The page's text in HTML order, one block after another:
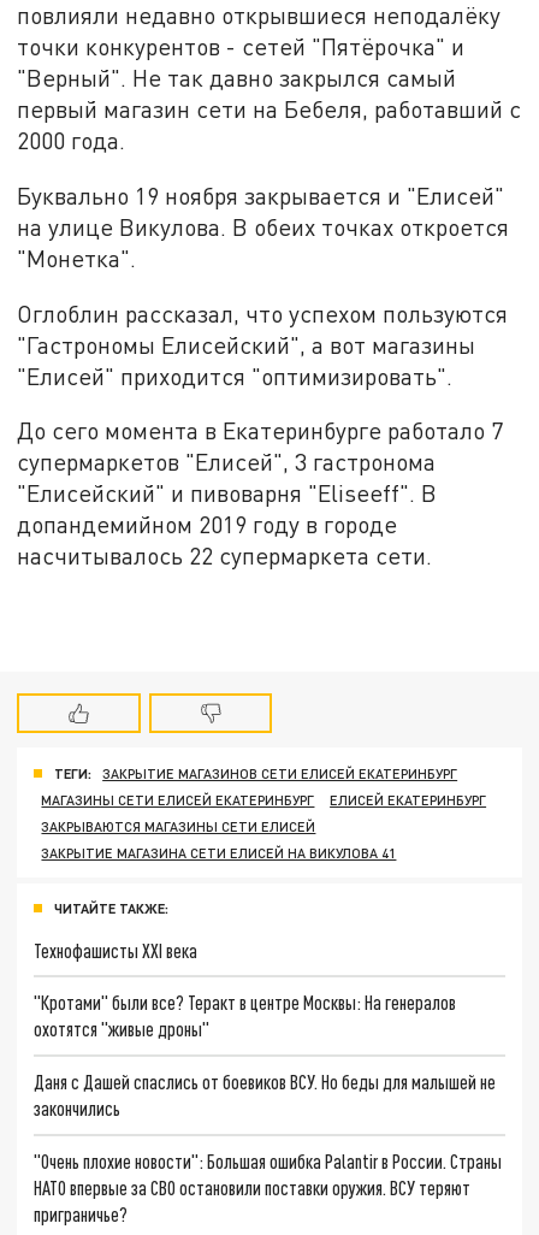
повлияли недавно открывшиеся неподалёку
точки конкурентов - сетей "Пятёрочка" и
"Верный". Не так давно закрылся самый
первый магазин сети на Бебеля, работавший с
2000 года.
Буквально 19 ноября закрывается и "Елисей"
на улице Викулова. В обеих точках откроется
"Монетка".
Оглоблин рассказал, что успехом пользуются
"Гастрономы Елисейский", а вот магазины
"Елисей" приходится "оптимизировать".
До сего момента в Екатеринбурге работало 7
супермаркетов "Елисей", 3 гастронома
"Елисейский" и пивоварня "Eliseeff". В
допандемийном 2019 году в городе
насчитывалось 22 супермаркета сети.
ТЕГИ:
ЗАКРЫТИЕ МАГАЗИНОВ СЕТИ ЕЛИСЕЙ ЕКАТЕРИНБУРГ
МАГАЗИНЫ СЕТИ ЕЛИСЕЙ ЕКАТЕРИНБУРГ
ЕЛИСЕЙ ЕКАТЕРИНБУРГ
ЗАКРЫВАЮТСЯ МАГАЗИНЫ СЕТИ ЕЛИСЕЙ
ЗАКРЫТИЕ МАГАЗИНА СЕТИ ЕЛИСЕЙ НА ВИКУЛОВА 41
ЧИТАЙТЕ ТАКЖЕ:
Технофашисты XXI века
"Кротами" были все? Теракт в центре Москвы: На генералов
охотятся "живые дроны"
Даня с Дашей спаслись от боевиков ВСУ. Но беды для малышей не
закончились
"Очень плохие новости": Большая ошибка Palantir в России. Страны
НАТО впервые за СВО остановили поставки оружия. ВСУ теряют
приграничье?